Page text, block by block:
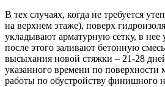
В тех случаях, когда не требуется
на верхнем этаже), поверх
укладывают арматурную сетку, в нее
после этого заливают бетонную
высыхания новой стяжки – 21-28
указанного времени по поверхности
работы по обустройству финишного